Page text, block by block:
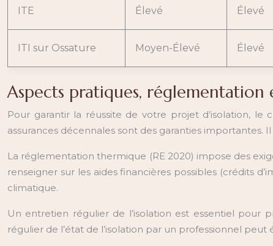
ITE Élevé Élevé
ITI sur Ossature Moyen-Élevé Élevé
Aspects pratiques,
Pour garantir la réussite de votre projet d’isolation, le
assurances décennales sont des garanties importantes.
La réglementation thermique (RE 2020) impose des
renseigner sur les aides financières possibles (crédits
climatique.
Un entretien régulier de l’isolation est essentiel pour
régulier de l’état de l’isolation par un professionnel